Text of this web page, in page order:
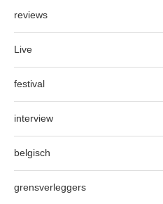
reviews
Live
festival
interview
belgisch
grensverleggers